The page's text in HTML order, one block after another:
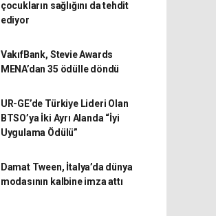
çocukların sağlığını da tehdit
ediyor
VakıfBank, Stevie Awards
MENA’dan 35 ödülle döndü
UR-GE’de Türkiye Lideri Olan
BTSO’ya İki Ayrı Alanda “İyi
Uygulama Ödülü”
Damat Tween, İtalya’da dünya
modasının kalbine imza attı